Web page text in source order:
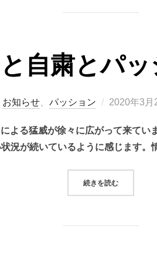
自粛とパッ
お知らせ パッション
投
日:
2020年3月
よる猛威が徐々に広がって来てい
況が続いているように感じます
続きを読む“コロナと